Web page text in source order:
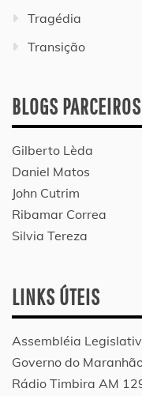
Tragédia
Transição
BLOGS PARCEIROS
Gilberto Lèda
Daniel Matos
John Cutrim
Ribamar Correa
Silvia Tereza
LINKS ÚTEIS
Assembléia
Governo do
Rádio Timbira AM